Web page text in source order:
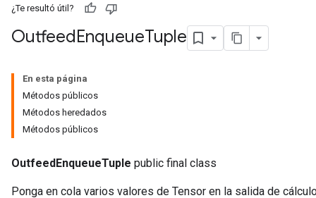
¿Te resultó útil?
OutfeedEnqueueTuple
En esta página
Métodos públicos
Métodos heredados
Métodos públicos
OutfeedEnqueueTuple public final class
Ponga en cola varios valores de Tensor en la salida de